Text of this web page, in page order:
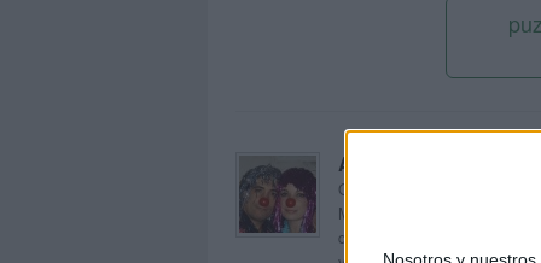
Nosotros y nuestros
Acerca de
Orientación Andújar no es
Maribel, que además de ser
dentro del blog y en el cual,